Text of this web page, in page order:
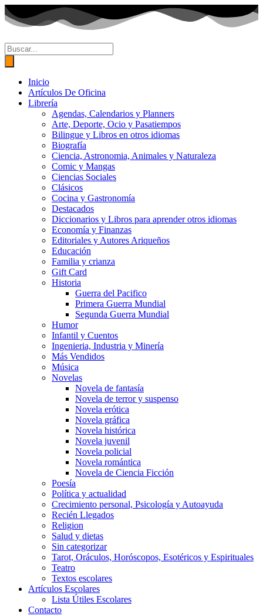
Ir
al
contenido
Búsqueda
de
productos
Inicio
Artículos De Oficina
Librería
Agendas, Calendarios y Planners
Arte, Deporte, Ocio y Pasatiempos
Bilingue y Libros en otros idiomas
Biografía
Ciencia, Astronomia, Animales y Naturaleza
Comic y Mangas
Ciencias Sociales
Clásicos
Cocina y Gastronomía
Destacados
Diccionarios y Libros para aprender otros idiomas
Economía y Finanzas
Editoriales y Autores Ariqueños
Educación
Familia y crianza
Gift Card
Historia
Guerra del Pacifico
Primera Guerra Mundial
Segunda Guerra Mundial
Humor
Infantil y Cuentos
Ingenieria, Industria y Minería
Más Vendidos
Música
Novelas
Novela de fantasía
Novela de terror y suspenso
Novela erótica
Novela gráfica
Novela histórica
Novela juvenil
Novela policial
Novela romántica
Novela de Ciencia Ficción
Poesía
Política y actualidad
Crecimiento personal, Psicología y Autoayuda
Recién Llegados
Religion
Salud y dietas
Sin categorizar
Tarot, Oráculos, Horóscopos, Esotéricos y Espirituales
Teatro
Textos escolares
Artículos Escolares
Lista Útiles Escolares
Contacto